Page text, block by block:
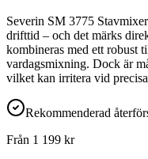
Severin SM 3775
drifttid – och det märks
kombineras med ett robust
vardagsmixning. Dock är
vilket kan irritera vid
Rekommenderad
Från 1 199 kr